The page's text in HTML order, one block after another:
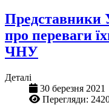
Представники
про переваги
ЧНУ
Деталі
30 березня 2021
Перегляди: